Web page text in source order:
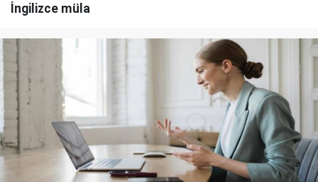
İngilizce müla